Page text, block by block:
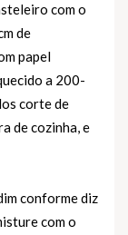
com o
de
papel
a 200-
corte de
de cozinha, e
conforme diz
com o